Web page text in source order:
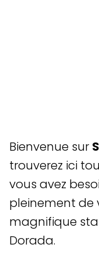
Bienvenue sur
trouverez ici
vous avez
pleinement de
magnifique
Dorada.